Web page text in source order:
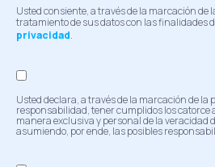
Usted consiente, a través de la marcación de
tratamiento de sus datos con las finalidades
privacidad.
Usted declara, a través de la marcación de la
responsabilidad, tener cumplidos los catorce
manera exclusiva y personal de la veracidad
asumiendo, por ende, las posibles